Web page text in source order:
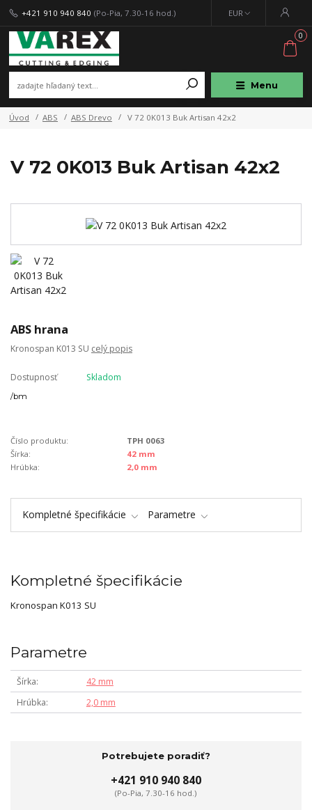
Menu
EUR
+421 910 940 840 (Po-Pia, 7.30-16 hod.)
0
Úvod ABS ABS Drevo V 72 0K013 Buk Artisan 42x2
V 72 0K013 Buk Artisan 42x2
ABS hrana
Kronospan K013 SU celý popis
Dostupnosť Skladom
/bm
Číslo produktu:
TPH 0063
Šírka:
42 mm
Hrúbka:
2,0 mm
Kompletné špecifikácie Parametre
Kompletné špecifikácie
Kronospan K013 SU
Parametre
Šírka
42 mm
Hrúbka
2,0 mm
Potrebujete poradiť?
+421 910 940 840
(Po-Pia, 7.30-16 hod.)